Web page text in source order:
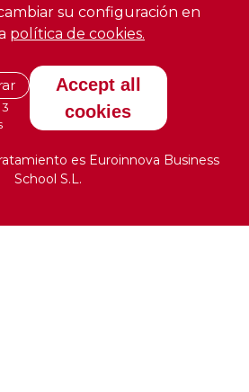
su configuración en
política de cookies.
Accept all
cookies
es Euroinnova Business
School S.L.